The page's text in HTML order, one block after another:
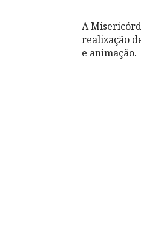
A
realização
e animação.